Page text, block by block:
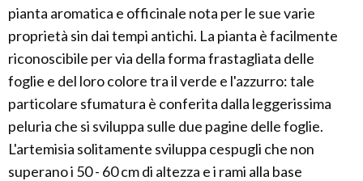
pianta aromatica e officinale nota per le sue varie
proprietà sin dai tempi antichi. La pianta è facilmente
riconoscibile per via della forma frastagliata delle
foglie e del loro colore tra il verde e l'azzurro: tale
particolare sfumatura è conferita dalla leggerissima
peluria che si sviluppa sulle due pagine delle foglie.
L'artemisia solitamente sviluppa cespugli che non
superano i 50 - 60 cm di altezza e i rami alla base